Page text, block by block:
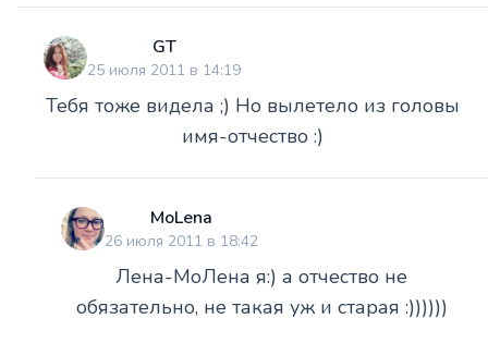
GT
25 июля 2011 в 14:19
Тебя тоже видела ;) Но вылетело из головы
имя-отчество :)
MoLena
26 июля 2011 в 18:42
Лена-МоЛена я:) а отчество не
обязательно, не такая уж и старая :))))))